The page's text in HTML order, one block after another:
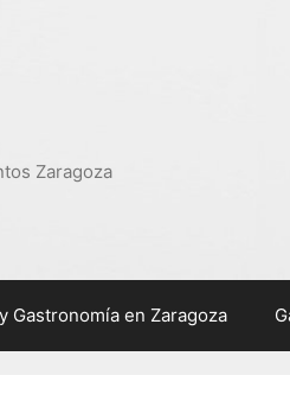
Zaragoza
Gastronomía en Zaragoza